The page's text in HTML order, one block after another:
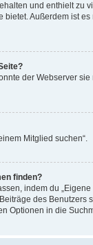
und enthielt zu
Außerdem ist
der Webserver
Mitglied suchen“.
finden?
indem du
des
Optionen in die